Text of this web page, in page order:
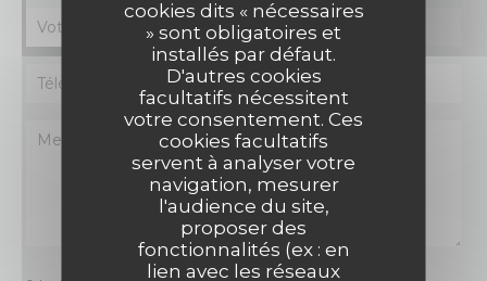
cookies dits « nécessaires
» sont obligatoires et
installés par défaut.
D'autres cookies
facultatifs nécessitent
votre consentement. Ces
cookies facultatifs
servent à analyser votre
navigation, mesurer
l'audience du site,
proposer des
fonctionnalités (ex : en
lien avec les réseaux